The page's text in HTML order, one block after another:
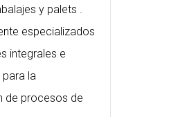
y palets .
especializados
integrales e
la
de procesos de